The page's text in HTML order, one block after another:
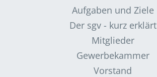
Aufgaben und Ziele
Der sgv - kurz erklärt
Mitglieder
Gewerbekammer
Vorstand